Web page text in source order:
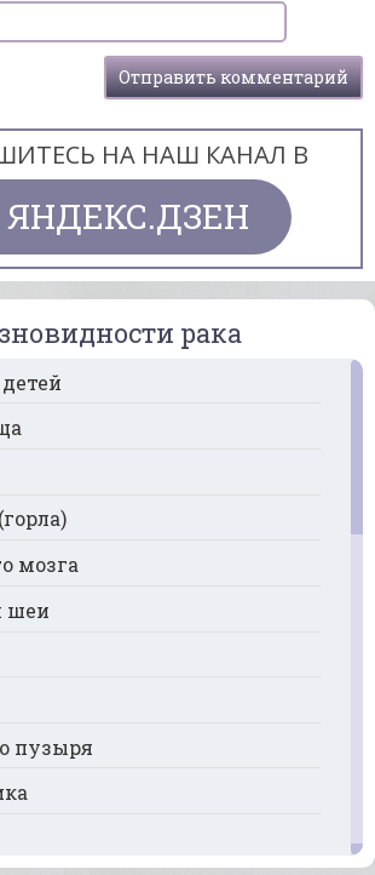
НА НАШ КАНАЛ В
ЯНДЕКС.ДЗЕН
рака
мозга
шеи
пузыря